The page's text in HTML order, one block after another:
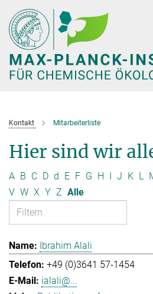
Hauptinhalt
Kontakt Mitarbeiterliste
Hier sind wir
A B C D d E F G H I J K L
V W X Y Z Alle
Ibrahim Alali
+49 (0)3641 57-1454
ialali@...